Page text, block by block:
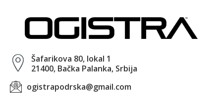
Šafarikova 80, lokal 1
21400, Bačka Palanka, Srbija
ogistrapodrska@gmail.com